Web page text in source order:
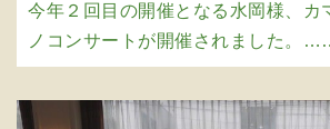
今年２回目の開催となる水岡様、カ
ノコンサートが開催されました。